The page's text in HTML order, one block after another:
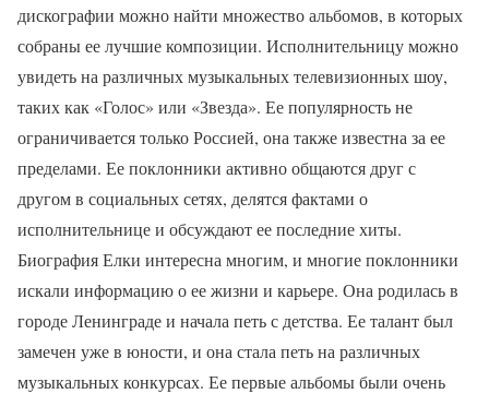
дискографии можно найти множество альбомов, в которых
собраны ее лучшие композиции. Исполнительницу можно
увидеть на различных музыкальных телевизионных шоу,
таких как «Голос» или «Звезда». Ее популярность не
ограничивается только Россией, она также известна за ее
пределами. Ее поклонники активно общаются друг с
другом в социальных сетях, делятся фактами о
исполнительнице и обсуждают ее последние хиты.
Биография Елки интересна многим, и многие поклонники
искали информацию о ее жизни и карьере. Она родилась в
городе Ленинграде и начала петь с детства. Ее талант был
замечен уже в юности, и она стала петь на различных
музыкальных конкурсах. Ее первые альбомы были очень